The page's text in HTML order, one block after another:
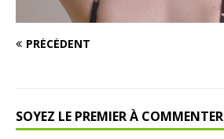
PRÉCÉDENT
SOYEZ LE PREMIER À COMMENTER